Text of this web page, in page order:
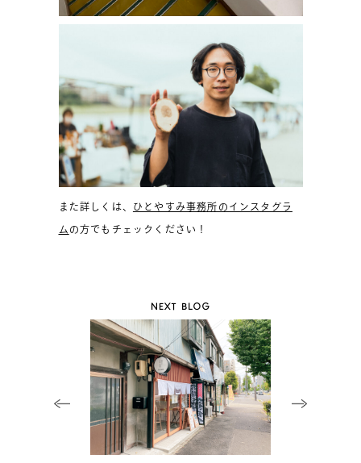
また詳しくは、 ひとやすみ事務所のインスタグラ
ム の方でもチェックください！
NEXT BLOG